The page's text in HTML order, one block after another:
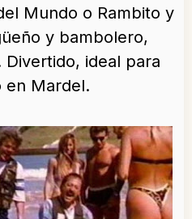
Mundo o Rambito y
y bambolero,
ideal para
en Mardel.